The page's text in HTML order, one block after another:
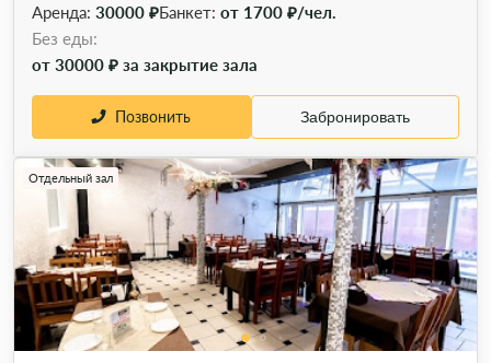
Аренда: 30000 ₽Банкет: от 1700 ₽/чел.
Без еды:
от 30000 ₽ за закрытие зала
Позвонить Забронировать
Отдельный зал